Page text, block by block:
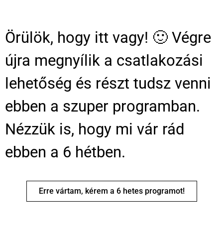
Örülök, hogy itt vagy! 🙂 Végre
újra megnyílik a csatlakozási
lehetőség és részt tudsz venni
ebben a szuper programban.
Nézzük is, hogy mi vár rád
ebben a 6 hétben.
Erre vártam, kérem a 6 hetes programot!